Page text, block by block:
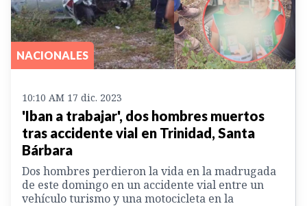
NACIONALES
10:10 AM 17 dic. 2023
'Iban a trabajar', dos hombres muertos
tras accidente vial en Trinidad, Santa
Bárbara
Dos hombres perdieron la vida en la madrugada
de este domingo en un accidente vial entre un
vehículo turismo y una motocicleta en la